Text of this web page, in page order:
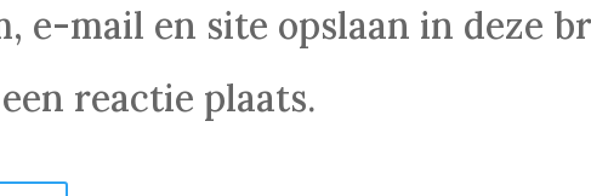
e-mail en site opslaan in deze
reactie plaats.